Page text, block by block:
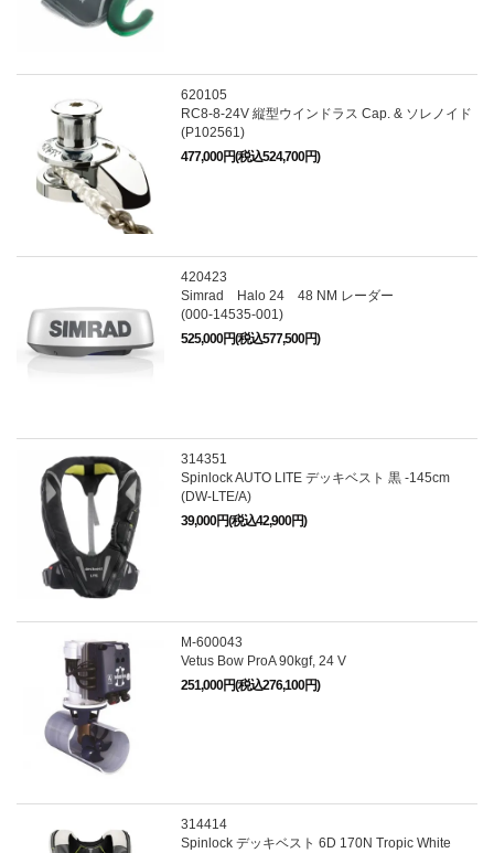
620105
RC8-8-24V 縦型ウインドラス Cap. & ソレノイド
(P102561)
477,000円(税込524,700円)
420423
Simrad Halo 24 48 NM レーダー
(000-14535-001)
525,000円(税込577,500円)
314351
Spinlock AUTO LITE デッキベスト 黒 -145cm
(DW-LTE/A)
39,000円(税込42,900円)
M-600043
Vetus Bow ProA 90kgf, 24 V
251,000円(税込276,100円)
314414
Spinlock デッキベスト 6D 170N Tropic White